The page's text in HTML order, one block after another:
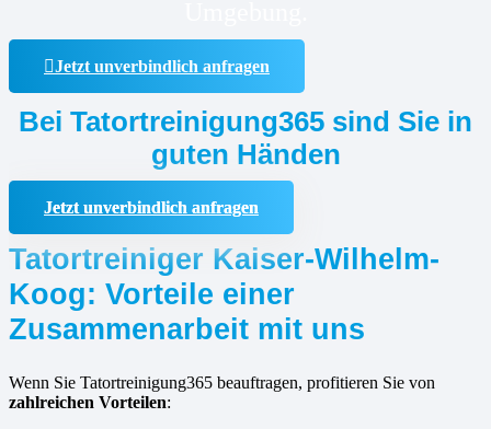
Jetzt unverbindlich anfragen
Bei Tatortreinigung365 sind Sie in
guten Händen
Jetzt unverbindlich anfragen
Tatortreiniger Kaiser-Wilhelm-
Koog: Vorteile einer
Zusammenarbeit mit uns
Wenn Sie Tatortreinigung365 beauftragen, profitieren Sie von
zahlreichen Vorteilen: